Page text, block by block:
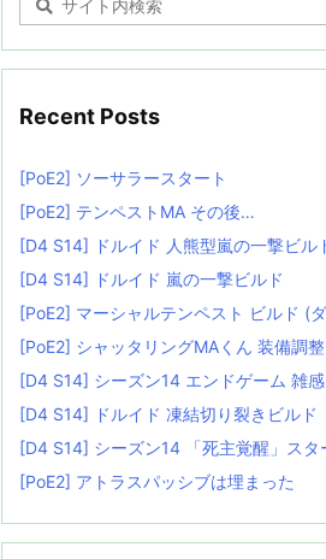
Recent Posts
[PoE2] ソーサラースタート
[PoE2] テンペストMA その後…
[D4 S14] ドルイド 人熊型嵐の一撃ビル
[D4 S14] ドルイド 嵐の一撃ビルド
[PoE2] マーシャルテンペスト ビルド (
[PoE2] シャッタリングMAくん 装備調
[D4 S14] シーズン14 エンドゲーム 雑感
[D4 S14] ドルイド 凍結切り裂きビルド
[D4 S14] シーズン14 「死主覚醒」スタ
[PoE2] アトラスパッシブは埋まった